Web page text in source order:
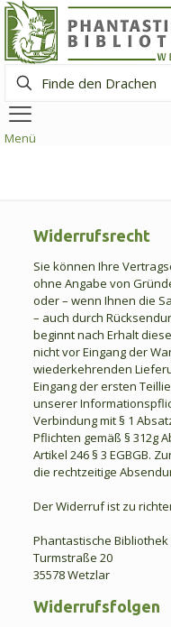
den
Drachen
Menü
Widerrufsrecht
Sie können Ihre
ohne Angabe von
oder – wenn Ihnen die
– auch durch
beginnt nach Erhalt
nicht vor Eingang der
wiederkehrenden
Eingang der ersten
unserer
Verbindung mit § 1
Pflichten gemäß § 312g
Artikel 246 § 3 EGBGB.
die rechtzeitige
Der Widerruf ist zu
Phantastische
Turmstraße 20
35578 Wetzlar
Widerrufsfolgen